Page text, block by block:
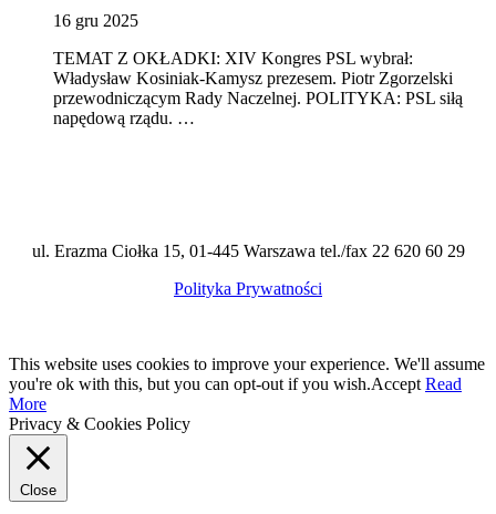
16 gru 2025
TEMAT Z OKŁADKI: XIV Kongres PSL wybrał:
Władysław Kosiniak-Kamysz prezesem. Piotr Zgorzelski
przewodniczącym Rady Naczelnej. POLITYKA: PSL siłą
napędową rządu. …
ul. Erazma Ciołka 15, 01-445 Warszawa tel./fax 22 620 60 29
Polityka Prywatności
This website uses cookies to improve your experience. We'll assume
you're ok with this, but you can opt-out if you wish.Accept Read
More
Privacy & Cookies Policy
Close